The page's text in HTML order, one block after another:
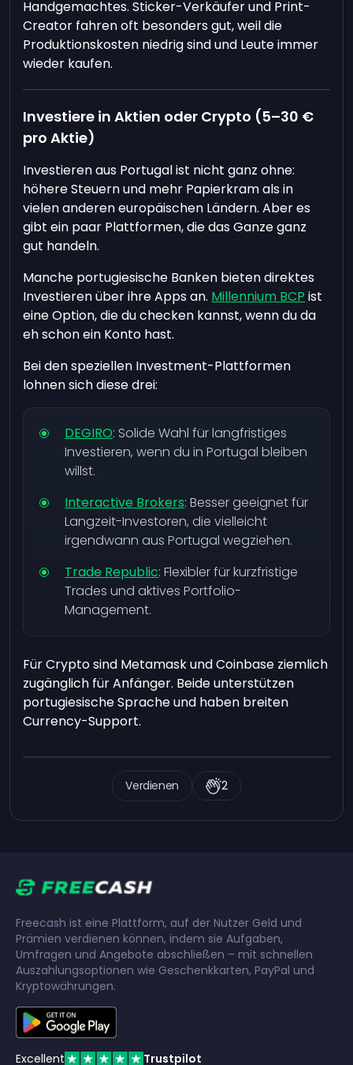
Handgemachtes. Sticker-Verkäufer und Print-
Creator fahren oft besonders gut, weil die
Produktionskosten niedrig sind und Leute immer
wieder kaufen.
Investiere in Aktien oder Crypto (5–30 €
pro Aktie)
Investieren aus Portugal ist nicht ganz ohne:
höhere Steuern und mehr Papierkram als in
vielen anderen europäischen Ländern. Aber es
gibt ein paar Plattformen, die das Ganze ganz
gut handeln.
Manche portugiesische Banken bieten direktes
Investieren über ihre Apps an. Millennium BCP ist
eine Option, die du checken kannst, wenn du da
eh schon ein Konto hast.
Bei den speziellen Investment-Plattformen
lohnen sich diese drei:
DEGIRO: Solide Wahl für langfristiges
Investieren, wenn du in Portugal bleiben
willst.
Interactive Brokers: Besser geeignet für
Langzeit-Investoren, die vielleicht
irgendwann aus Portugal wegziehen.
Trade Republic: Flexibler für kurzfristige
Trades und aktives Portfolio-
Management.
Für Crypto sind Metamask und Coinbase ziemlich
zugänglich für Anfänger. Beide unterstützen
portugiesische Sprache und haben breiten
Currency-Support.
Verdienen 2
Freecash ist eine Plattform, auf der Nutzer Geld und
Prämien verdienen können, indem sie Aufgaben,
Umfragen und Angebote abschließen – mit schnellen
Auszahlungsoptionen wie Geschenkkarten, PayPal und
Kryptowährungen.
Excellent Trustpilot